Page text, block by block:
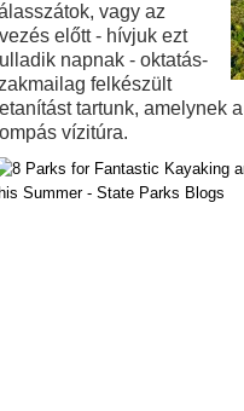
vagy az
előtt - hívjuk ezt
napnak - oktatás-
felkészült
tartunk, amelynek
vízitúra.